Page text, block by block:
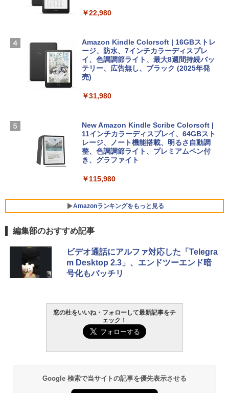
D - ミッドナイト
【Amazon.co.jp限定】 HP ノートパソコ
ン 15-fd 15.6インチ 16GBメモリ 512GB
SSD インテル Core 5
￥129,800
FMV ノートパソコン WE1-K3 (MS 365 P
ersonal/Copilotキー搭載/Win 11/15.6型/
Core i5/16GB/SSD 512GB/ホワイト) FM
VWK3E15W_AZ
ows11、10/mac対応|PC2台
￥39,582
ト): Java & Bedrock Edition | オンライ
￥3,600
AIイラスト表現辞典: 思い通りの絵を引き
￥480
FM TOWNS ハイパー・カタログ: 本体ハ
ェクトリストと最新エミュレータ紹介
￥22,980
Amazon Kindle Colorsoft | 16GBストレ
ージ、防水、7インチカラーディスプレ
イ、色調調節ライト、最大8週間持続バッ
テリー、広告無し、ブラック (2025年発
売)
￥31,980
New Amazon Kindle Scribe Colorsoft |
11インチカラーディスプレイ、64GBスト
レージ、ノート機能搭載、明るさ自動調
整、色調調節ライト、プレミアムペン付
き、グラファイト
￥115,980
Amazonランキングをもっと見る
編集部のおすすめ記事
ビデオ通話にアルファ対応した「Telegra
m Desktop 2.3」、エンドツーエンド暗
号化もバッチリ
窓の杜をいいね・フォローして最新記事をチ
ェック！
Google 検索で当サイトの記事を優先表示させる